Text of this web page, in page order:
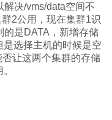
决/vms/data空间不
2公用，现在集群1识
是DATA，新增存储
选择主机的时候是空
让这两个集群的存储